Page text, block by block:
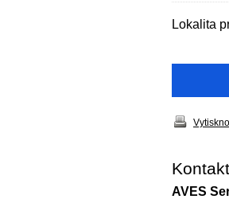
Lokalita
Kontakt
AVES